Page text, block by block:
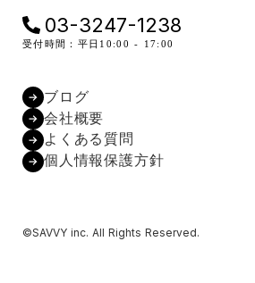
03-3247-1238
受付時間：平日10:00 - 17:00
ブログ
会社概要
よくある質問
個人情報保護方針
©SAVVY inc. All Rights Reserved.